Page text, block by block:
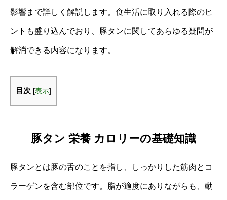
影響まで詳しく解説します。食生活に取り入れる際のヒ
ントも盛り込んでおり、豚タンに関してあらゆる疑問が
解消できる内容になります。
目次 [表示]
豚タン 栄養 カロリーの基礎知識
豚タンとは豚の舌のことを指し、しっかりした筋肉とコ
ラーゲンを含む部位です。脂が適度にありながらも、動